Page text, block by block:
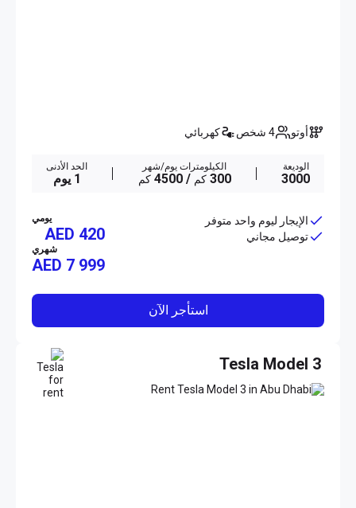
أوتو 4 شخص كهربائي
الوديعة
3000
الكيلومترات يوم/شهر
300 كم / 4500 كم
الحد الأدنى
1 يوم
الإيجار ليوم واحد متوفر
توصيل مجاني
يومي
AED 420
شهري
AED 7 999
استأجر الآن
Tesla Model 3